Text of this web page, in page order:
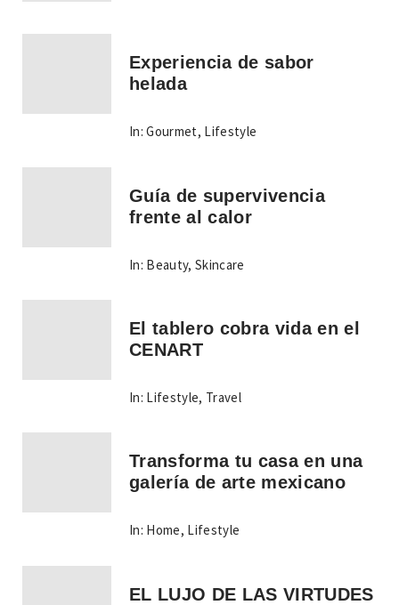
Experiencia de sabor
helada
In: Gourmet, Lifestyle
Guía de supervivencia
frente al calor
In: Beauty,Skincare
El tablero cobra vida en el
CENART
In: Lifestyle, Travel
Transforma tu casa en una
galería de arte mexicano
In: Home, Lifestyle
EL LUJO DE LAS VIRTUDES